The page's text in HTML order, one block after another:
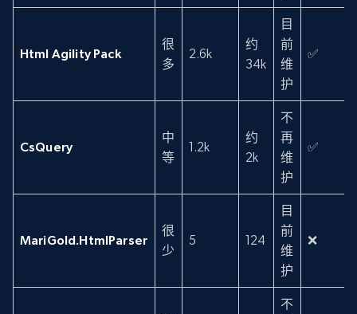
Html Agility Pack
很
多
2.6k
约
34k
目
前
维
护
✅
CsQuery
中
等
1.2k
约
2k
不
再
维
护
✅
MariGold.HtmlParser
很
少
5 124
目
前
维
护
❌
不